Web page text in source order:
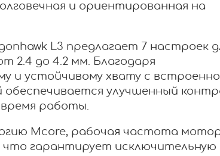
и ориентированная на
L3 предлагает 7 настроек
2.4 до 4.2 мм. Благодаря
и устойчивому хвату с
обеспечивается улучшенный
работы.
Mcore, рабочая частота
что гарантирует исключительную